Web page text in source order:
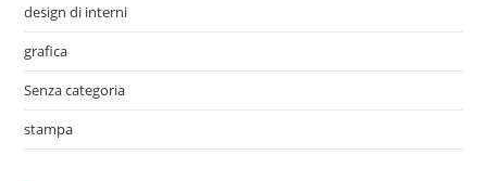
design di interni
grafica
Senza categoria
stampa